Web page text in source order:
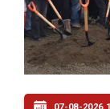
07-08-2026